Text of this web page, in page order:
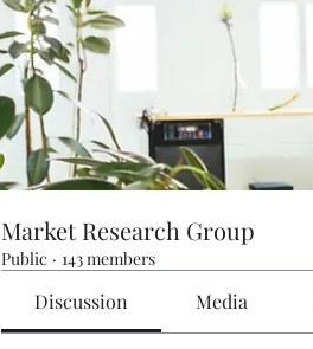
Market Research Group
Public · 143 members
Discussion Media